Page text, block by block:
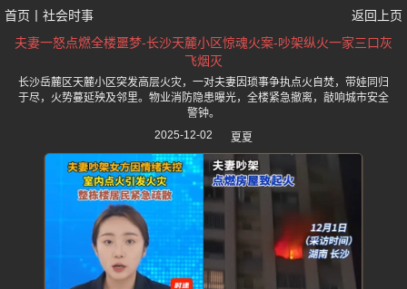
首页 社会时事
返回上页
夫妻一怒点燃全楼噩梦-长沙天麓小区惊魂火案-吵架纵火一家三口灰
飞烟灭
长沙岳麓区天麓小区突发高层火灾，一对夫妻因琐事争执点火自焚，带娃同归
于尽，火势蔓延殃及邻里。物业消防隐患曝光，全楼紧急撤离，敲响城市安全
警钟。
2025-12-02
夏夏